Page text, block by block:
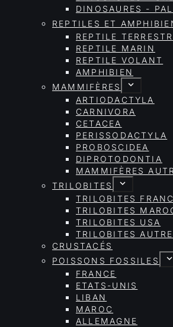
DINOSAURES -
REPTILES ET
REPTILE
REPTILE MARIN
REPTILE VOLANT
AMPHIBIEN
MAMMIFÈRES
ARTIODACTYLA
CARNIVORA
CETACEA
PERISSODACTYLA
PROBOSCIDEA
DIPROTODONTIA
MAMMIFÈRES
TRILOBITES
TRILOBITES
TRILOBITES
TRILOBITES USA
TRILOBITES
CRUSTACÉS
POISSONS FOSSILES
FRANCE
ETATS-UNIS
LIBAN
MAROC
ALLEMAGNE